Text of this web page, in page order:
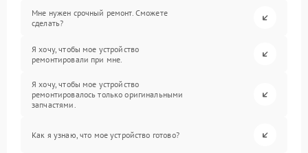
Мне нужен срочный ремонт. Сможете
сделать?
Я хочу, чтобы мое устройство
ремонтировали при мне.
Я хочу, чтобы мое устройство
ремонтировалось только оригинальными
запчастями.
Как я узнаю, что мое устройство готово?